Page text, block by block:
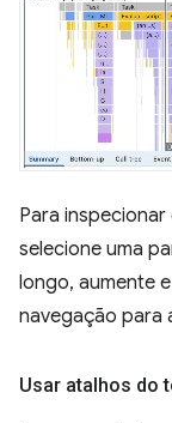
Para
selecione uma
longo, aumente
navegação para
Usar atalhos do